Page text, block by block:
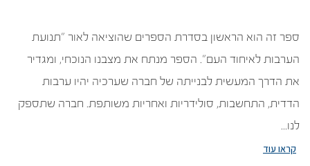
ספר זה הוא הראשון בסדרת הספרים שהוציאה לאור "תנועת
הערבות לאיחוד העם". הספר מנתח את מצבנו הנוכחי, ומגדיר
את הדרך המעשית לבנייתה של חברה שערכיה יהיו ערבות
הדדית, התחשבות, סולידריות ואחריות משותפת. חברה שתספק
לנו...
קראו עוד